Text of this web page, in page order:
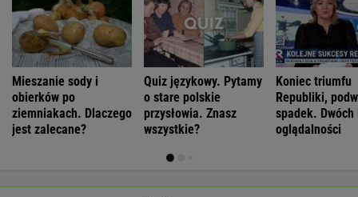
Mieszanie sody i
obierków po
ziemniakach. Dlaczego
jest zalecane?
Quiz językowy. Pytamy
o stare polskie
przysłowia. Znasz
wszystkie?
Koniec triumfu
Republiki,
spadek.
oglądalności